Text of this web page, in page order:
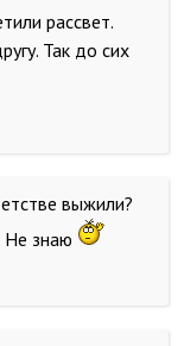
рассвет.
Так до сих
выжили?
Не знаю